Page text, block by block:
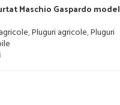
Maschio Gaspardo model
,Pluguri agricole,Pluguri